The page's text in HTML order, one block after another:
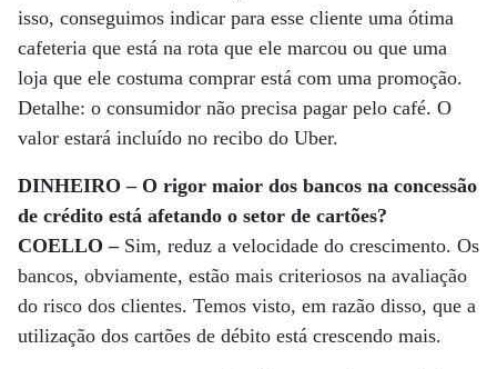
isso, conseguimos indicar para esse cliente uma ótima
cafeteria que está na rota que ele marcou ou que uma
loja que ele costuma comprar está com uma promoção.
Detalhe: o consumidor não precisa pagar pelo café. O
valor estará incluído no recibo do Uber.
DINHEIRO – O rigor maior dos bancos na concessão
de crédito está afetando o setor de cartões?
COELLO –Sim, reduz a velocidade do crescimento. Os
bancos, obviamente, estão mais criteriosos na avaliação
do risco dos clientes. Temos visto, em razão disso, que a
utilização dos cartões de débito está crescendo mais.